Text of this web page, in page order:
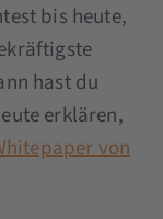
bis heute,
hast du
erklären,
von